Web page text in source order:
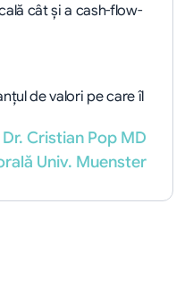
cât şi a cash-flow-
de valori pe care îl
Dr. Cristian Pop MD
Univ. Muenster